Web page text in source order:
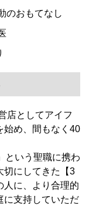
のおもてなし
店としてアイフ
始め、間もなく40
という聖職に携わ
切にしてきた【3
人に、より合理的
に支持していただ